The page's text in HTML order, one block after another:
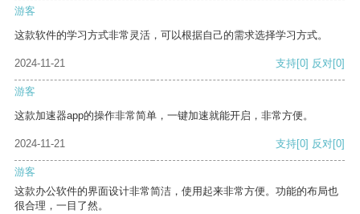
游客
这款软件的学习方式非常灵活，可以根据自己的需求选择学习方式。
2024-11-21 支持[0] 反对[0]
游客
这款加速器app的操作非常简单，一键加速就能开启，非常方便。
2024-11-21 支持[0] 反对[0]
游客
这款办公软件的界面设计非常简洁，使用起来非常方便。功能的布局也
很合理，一目了然。